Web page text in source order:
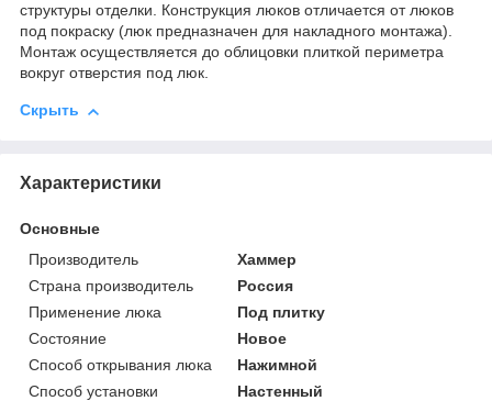
структуры отделки. Конструкция люков отличается от люков
под покраску (люк предназначен для накладного монтажа).
Монтаж осуществляется до облицовки плиткой периметра
вокруг отверстия под люк.
Скрыть
Характеристики
Основные
Производитель
Хаммер
Страна производитель
Россия
Применение люка
Под плитку
Состояние
Новое
Способ открывания люка
Нажимной
Способ установки
Настенный